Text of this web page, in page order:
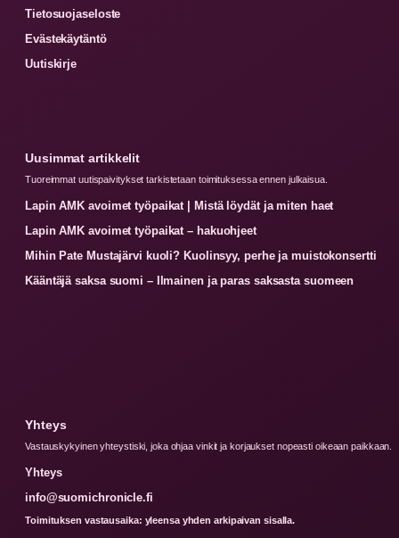
Tietosuojaseloste
Evästekäytäntö
Uutiskirje
Uusimmat artikkelit
Tuoreimmat uutispaivitykset tarkistetaan toimituksessa ennen julkaisua.
Lapin AMK avoimet työpaikat | Mistä löydät ja miten haet
Lapin AMK avoimet työpaikat – hakuohjeet
Mihin Pate Mustajärvi kuoli? Kuolinsyy, perhe ja muistokonsertti
Kääntäjä saksa suomi – Ilmainen ja paras saksasta suomeen
Yhteys
Vastauskykyinen yhteystiski, joka ohjaa vinkit ja korjaukset nopeasti oikeaan paikkaan.
Yhteys
info@suomichronicle.fi
Toimituksen vastausaika: yleensa yhden arkipaivan sisalla.